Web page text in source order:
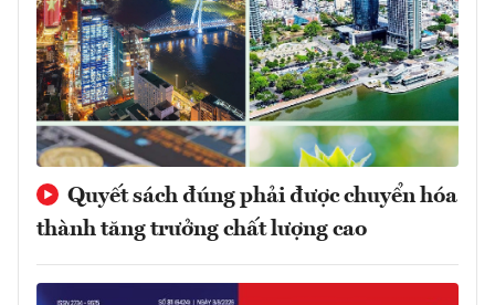
Quyết sách đúng phải được chuyển hóa
thành tăng trưởng chất lượng cao